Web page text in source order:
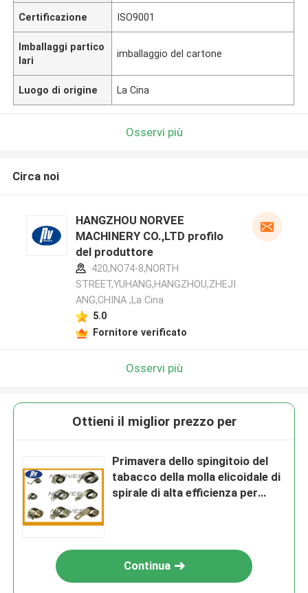
Certificazione ISO9001
Imballaggi partico
lari
imballaggio del cartone
Luogo di origine La Cina
Osservi più
Circa noi
HANGZHOU NORVEE
MACHINERY CO.,LTD profilo
del produttore
420,NO74-8,NORTH
STREET,YUHANG,HANGZHOU,ZHEJI
ANG,CHINA ,La Cina
5.0
Fornitore verificato
Osservi più
Ottieni il miglior prezzo per
Primavera dello spingitoio del
tabacco della molla elicoidale di
spirale di alta efficienza per
Continua